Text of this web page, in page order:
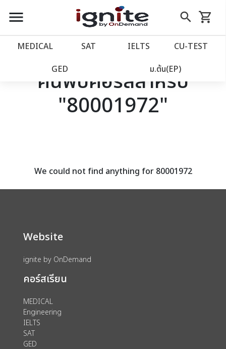
close
account_balance หน้าแรก
เว็บไซต์อิกไนท์
โปรโมชั่น
assignment ลงทะเบียน
menu search
Skip
to
shopping_cart
รถเข็น
MEDICAL SAT IELTS CU‑TEST
GED ม.ต้น(EP)
ค้นพบคอร์สสำหรับ
"80001972"
We could not find anything for 80001972
Website
ignite by OnDemand
คอร์สเรียน
MEDICAL
Engineering
IELTS
SAT
GED